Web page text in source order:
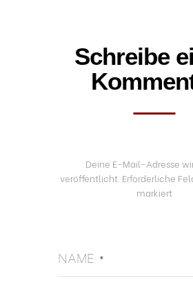
Schreibe
Deine E-Mail-Adresse
veröffentlicht. Erforderliche
markiert
NAME *